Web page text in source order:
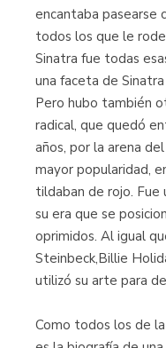
encantaba pasearse
todos los que le
Sinatra fue todas
una faceta de
Pero hubo también
radical, que quedó
años, por la arena
mayor popularidad,
tildaban de rojo. Fue
su era que se
oprimidos. Al igual
Steinbeck,Billie
utilizó su arte para
Como todos los de